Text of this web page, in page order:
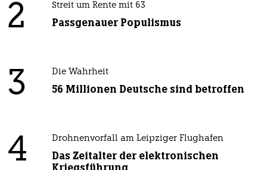
2 Streit um Rente mit 63
Passgenauer Populismus
3 Die Wahrheit
56 Millionen Deutsche sind betroffen
4 Drohnenvorfall am Leipziger Flughafen
Das Zeitalter der elektronischen